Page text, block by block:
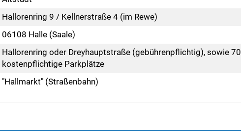
Hallorenring 9 / Kellnerstraße 4 (im Rewe)
06108 Halle (Saale)
Hallorenring oder Dreyhauptstraße (gebührenpflichtig), sowie 70
kostenpflichtige Parkplätze
"Hallmarkt" (Straßenbahn)